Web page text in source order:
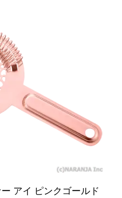
アイ ピンクゴールド